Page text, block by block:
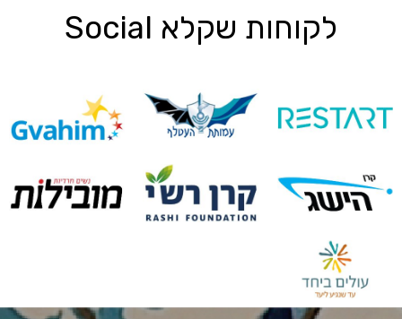
לקוחות מספרים
היה לי העונג והפריבילגיה לעבוד עם גנית פולג-ספארק משקלא
ומנטורית בתחומי משא ומתן וניהול קונפליקטים ליחידים וארגונים.
יחד עם הנדיבות, האמפתיה, כישורי התקשורת והרגישות שלה, גנית
מעוררת השראה ומעצימה את כל מי שהיא מקיימת איתם
לקוחות שקלא Social